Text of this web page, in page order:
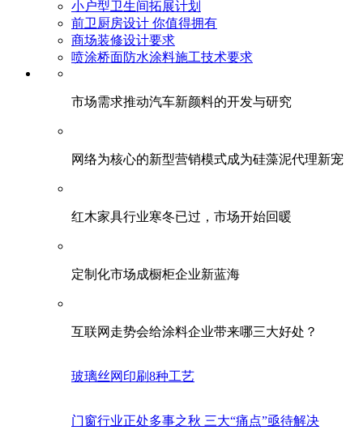
小户型卫生间拓展计划
前卫厨房设计 你值得拥有
商场装修设计要求
喷涂桥面防水涂料施工技术要求
市场需求推动汽车新颜料的开发与研究
网络为核心的新型营销模式成为硅藻泥代理新宠
红木家具行业寒冬已过，市场开始回暖
定制化市场成橱柜企业新蓝海
互联网走势会给涂料企业带来哪三大好处？
玻璃丝网印刷8种工艺
门窗行业正处多事之秋 三大“痛点”亟待解决